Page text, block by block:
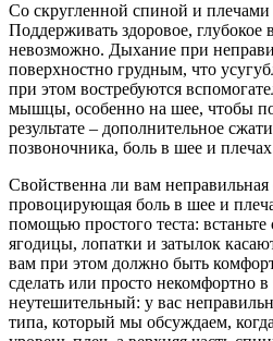
Со скругленной спиной и плечами
Поддерживать здоровое, глубокое
невозможно. Дыхание при
поверхностно грудным, что
при этом востребуются
мышцы, особенно на шее, чтобы
результате – дополнительное
позвоночника, боль в шее и
Свойственна ли вам неправильная
провоцирующая боль в шее и
помощью простого теста:
ягодицы, лопатки и затылок
вам при этом должно быть
сделать или просто некомфортно
неутешительный: у вас
типа, который мы обсуждаем,